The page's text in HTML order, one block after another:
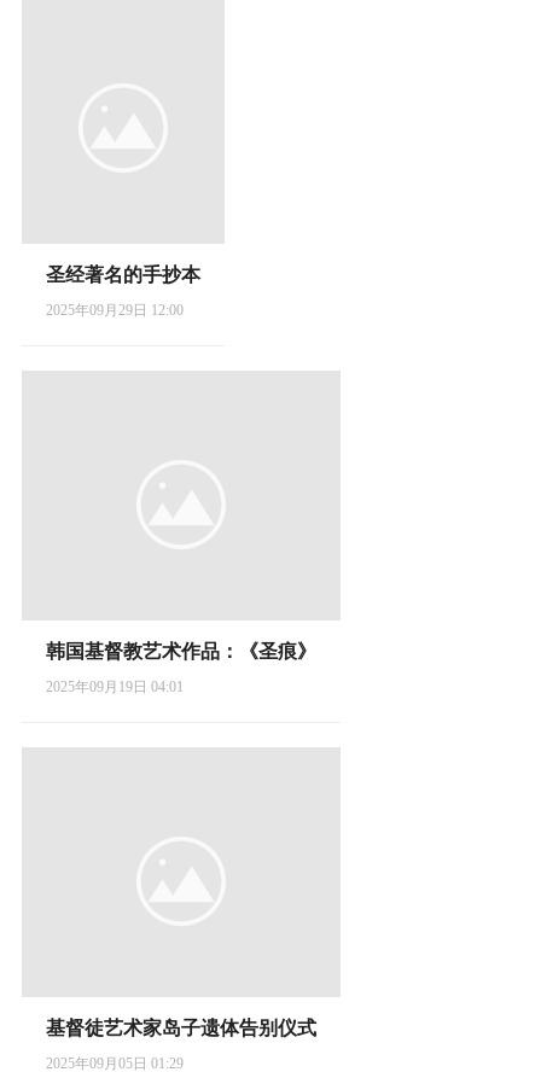
圣经著名的手抄本
2025年09月29日 12:00
韩国基督教艺术作品：《圣痕》
2025年09月19日 04:01
基督徒艺术家岛子遗体告别仪式
2025年09月05日 01:29